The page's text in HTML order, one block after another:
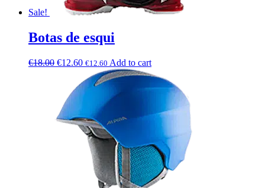
Sale!
Botas de esqui
€18.00 €12.60 €12.60 Add to cart